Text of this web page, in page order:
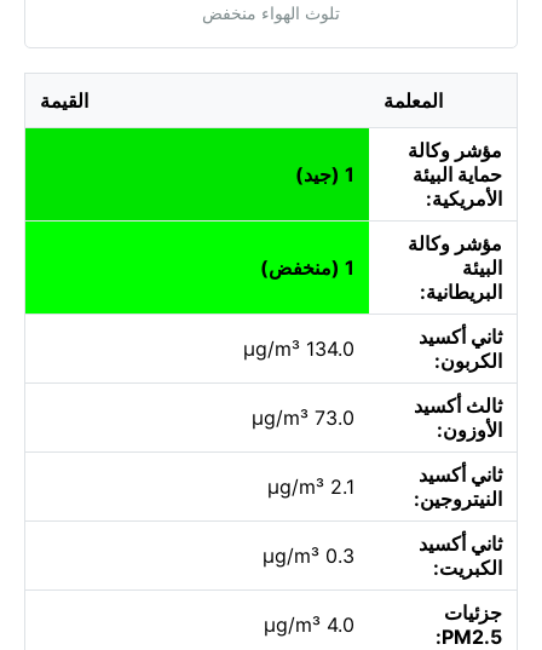
تلوث الهواء منخفض
المعلمة القيمة
مؤشر وكالة
حماية البيئة
الأمريكية:
1 (جيد)
مؤشر وكالة
البيئة
البريطانية:
1 (منخفض)
ثاني أكسيد
الكربون:
134.0 µg/m³
ثالث أكسيد
الأوزون:
73.0 µg/m³
ثاني أكسيد
النيتروجين:
2.1 µg/m³
ثاني أكسيد
الكبريت:
0.3 µg/m³
جزئيات
PM2.5:
4.0 µg/m³